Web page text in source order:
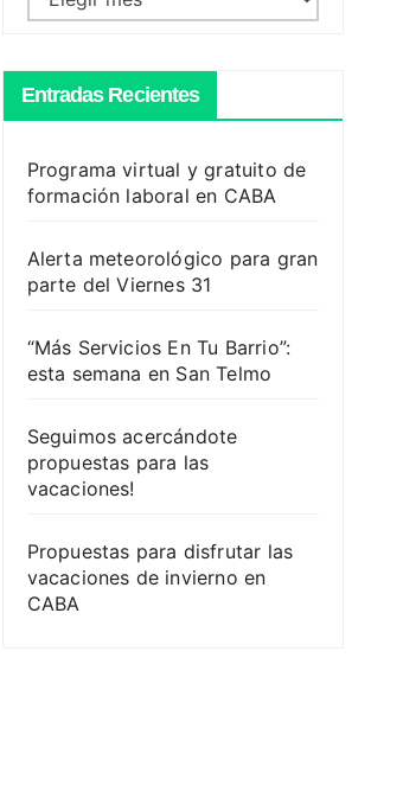
Entradas Recientes
Programa virtual y gratuito de
formación laboral en CABA
Alerta meteorológico para gran
parte del Viernes 31
“Más Servicios En Tu Barrio”:
esta semana en San Telmo
Seguimos acercándote
propuestas para las
vacaciones!
Propuestas para disfrutar las
vacaciones de invierno en
CABA